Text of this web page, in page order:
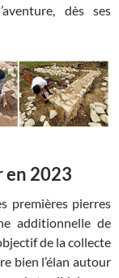
dès ses
en 2023
premières pierres
additionnelle de
de la collecte
bien l’élan autour